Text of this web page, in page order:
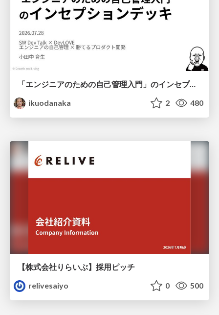
「エンジニアのための自己管理入門」のインセプションデッキ/Inception Deck of Self-Management beginner's guide book
ikuodanaka
2 480
【株式会社りらいぶ】採用ピッチ
relivesaiyo
0 500